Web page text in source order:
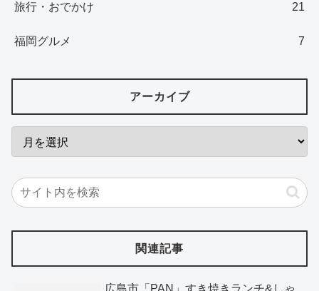
旅行・おでかけ 21
福岡グルメ 7
アーカイブ
関連記事